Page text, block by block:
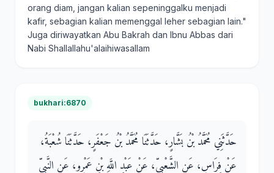
orang diam, jangan kalian sepeninggalku menjadi
kafir, sebagian kalian memenggal leher sebagian lain."
Juga diriwayatkan Abu Bakrah dan Ibnu Abbas dari
Nabi Shallallahu'alaihiwasallam
bukhari:6870
حَدَّثَنِي مُحَمَّدُ بْنُ بَشَّارٍ، حَدَّثَنَا مُحَمَّدُ بْنُ جَعْفَرٍ، حَدَّثَنَا شُعْبَةُ،
عَنْ فِرَاسٍ، عَنِ الشَّعْبِيِّ، عَنْ عَبْدِ اللَّهِ بْنِ عَمْرٍو، عَنِ النَّبِيِّ